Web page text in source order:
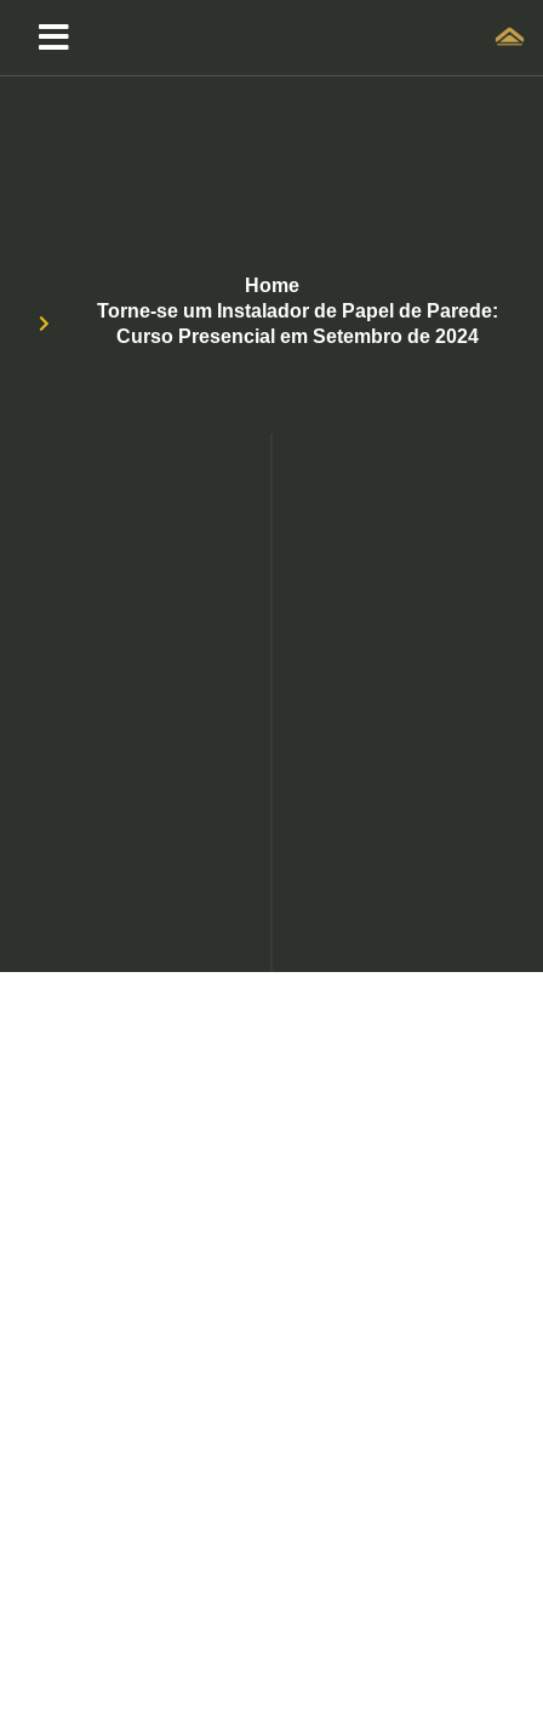
Home
Torne-se um Instalador de Papel de Parede:
Curso Presencial em Setembro de 2024